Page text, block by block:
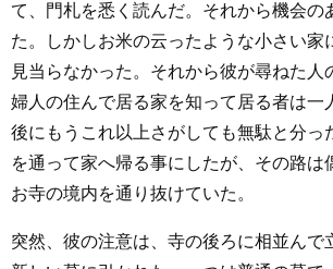
て、門札を悉く読んだ。それから機会の
た。しかしお米の云ったような小さい家
見当らなかった。それから彼が尋ねた人
婦人の住んで居る家を知って居る者は一
後にもうこれ以上さがしても無駄と分っ
を通って家へ帰る事にしたが、その路は
お寺の境内を通り抜けていた。
突然、彼の注意は、寺の後ろに相並んで